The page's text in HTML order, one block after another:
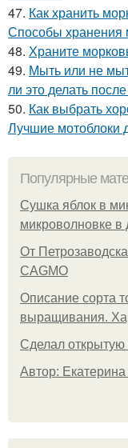
47. Как хранить
Способы хранения
48. Храните
49. Мыть или не
ли это делать
50. Как выбрать
Лучшие мотоблоки
Популярные
Сушка яблок в
микроволновке
От
CAGMO
Описание сорта
выращивания.
Сделал открытую
Автор: